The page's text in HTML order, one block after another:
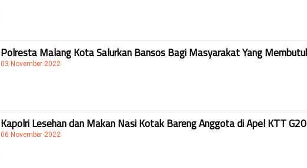
Polresta Malang Kota Salurkan Bansos Bagi Masyarakat Yang
03 November 2022
Kapolri Lesehan dan Makan Nasi Kotak Bareng Anggota di Apel KTT G20
06 November 2022